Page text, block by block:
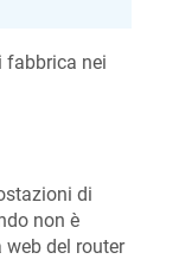
fabbrica nei
di
non è
del router